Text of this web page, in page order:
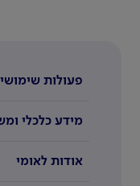
פעולות
מידע כלכלי
אודות לאומי